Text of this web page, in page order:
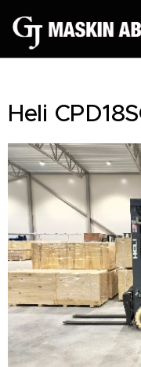
Heli